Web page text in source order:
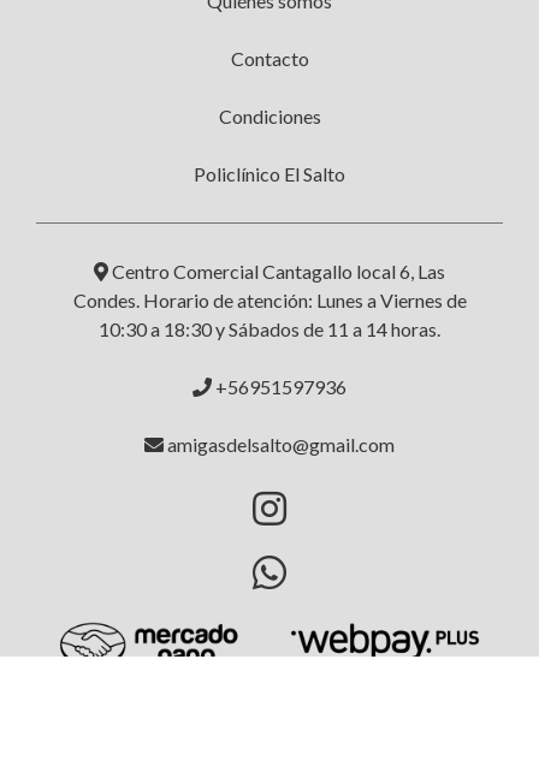
Contacto
Condiciones
Policlínico El Salto
Centro Comercial Cantagallo local 6, Las
Condes. Horario de atención: Lunes a Viernes de
10:30 a 18:30 y Sábados de 11 a 14 horas.
+56951597936
amigasdelsalto@gmail.com